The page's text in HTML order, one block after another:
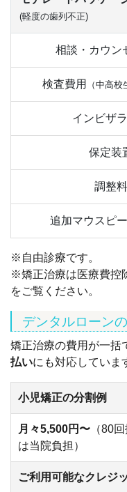
(軽度の歯列不正)
相談・カウン
検査費用 （中高校
インビザ
保定装
調整料
追加マウスピ
※自由診療です。
※矯正治療は医療費控
をご覧ください。
デンタルローン
矯正治療の費用が一括
払いにも対応していま
小児矯正の分割例
月々5,500円〜 （80
は当院負担）
ご利用可能なクレジ